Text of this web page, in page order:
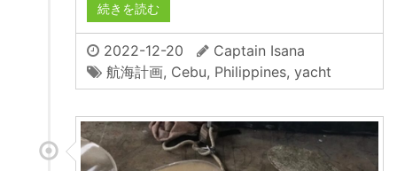
続きを読む
2022-12-20
Captain Isana
航海計画, Cebu, Philippines, yacht